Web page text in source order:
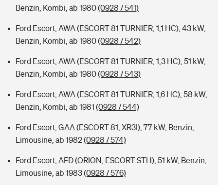
Benzin, Kombi, ab 1980(0928 / 541)
Ford Escort, AWA (ESCORT 81 TURNIER, 1,1 HC), 43 kW,
Benzin, Kombi, ab 1980(0928 / 542)
Ford Escort, AWA (ESCORT 81 TURNIER, 1,3 HC), 51 kW,
Benzin, Kombi, ab 1980(0928 / 543)
Ford Escort, AWA (ESCORT 81 TURNIER, 1,6 HC), 58 kW,
Benzin, Kombi, ab 1981 (0928 / 544)
Ford Escort, GAA (ESCORT 81, XR3I), 77 kW, Benzin,
Limousine, ab 1982(0928 / 574)
Ford Escort, AFD (ORION, ESCORT STH), 51 kW, Benzin,
Limousine, ab 1983(0928 / 576)